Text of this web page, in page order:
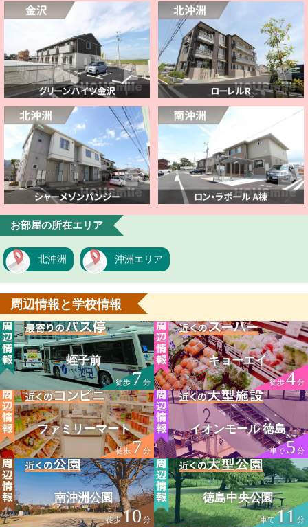
お部屋の所在エリア
北沖洲 沖洲エリア
周辺情報と学校情報
蛭子前
徒歩7分
キョーエイ
徒歩4分
ファミリーマート
徒歩7分
イオンモール 徳島
車で5分
南沖洲公園
徒歩10 分
徳島中央公園
車で11 分